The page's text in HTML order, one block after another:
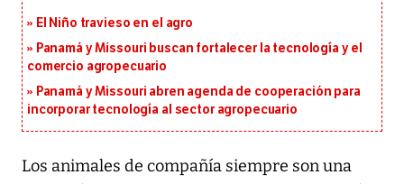
El Niño travieso en el agro
Panamá y Missouri buscan fortalecer la tecnología y el
comercio agropecuario
Panamá y Missouri abren agenda de cooperación para
incorporar tecnología al sector agropecuario
Los animales de compañía siempre son una